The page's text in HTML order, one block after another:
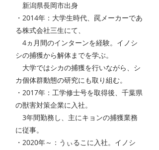
新潟県長岡市出身
・2014年：大学生時代、罠メーカーであ
る株式会社三生にて、
4ヵ月間のインターンを経験。イノシ
シの捕獲から解体までを学ぶ。
大学ではシカの捕獲を行いながら、シ
カ個体群動態の研究にも取り組む。
・2017年：工学修士号を取得後、千葉県
の獣害対策企業に入社。
3年間勤務し、主にキョンの捕獲業務
に従事。
・2020年～：うぃるこに入社。イノシ